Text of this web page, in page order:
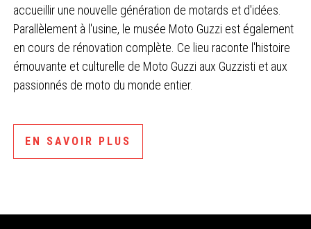
accueillir une nouvelle génération de motards et d'idées.
Parallèlement à l'usine, le musée Moto Guzzi est également
en cours de rénovation complète. Ce lieu raconte l'histoire
émouvante et culturelle de Moto Guzzi aux Guzzisti et aux
passionnés de moto du monde entier.
EN SAVOIR PLUS